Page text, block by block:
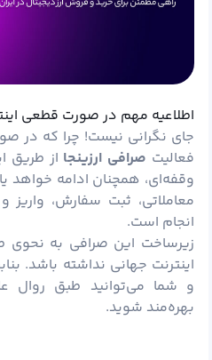
اطلاعیه مهم در صورت قطعی
جای نگرانی نیست! چرا که در
فعالیت صرافی ارزینجا از طریق
وقفه‌ای، همچنان ادامه خواهد
معاملاتی، ثبت سفارش،
انجام است.
زیرساخت این صرافی به
اینترنت جهانی نداشته باشد.
و شما می‌توانید طبق روال
بهره‌مند شوید.